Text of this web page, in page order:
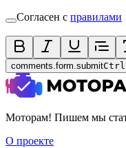
Согласен с правилами
comments.form.submitCtrl
Моторам! Пишем мы
О проекте